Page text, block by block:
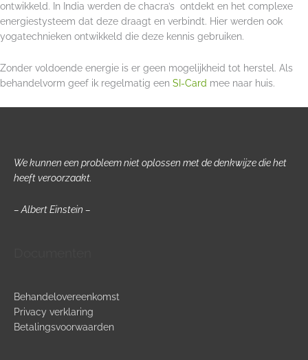
ontwikkeld. In India werden de chacra’s ontdekt en het complexe
energiestysteem dat deze draagt en verbindt. Hier werden ook
yogatechnieken ontwikkeld die deze kennis gebruiken.
Zonder voldoende energie is er geen mogelijkheid tot herstel. Als
behandelvorm geef ik regelmatig een SI-Card mee naar huis.
We kunnen een probleem niet oplossen met de denkwijze die het
heeft veroorzaakt.
– Albert Einstein –
Behandelovereenkomst
Privacy verklaring
Betalingsvoorwaarden